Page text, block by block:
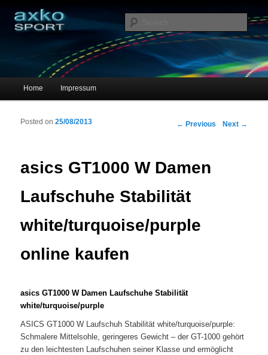
axko-sport – Sportschuhe online
Main menu
Skip to primary content
Skip to secondary content
Home Impressum
Post navigation
← Previous Next →
asics GT1000 W Damen
Laufschuhe Stabilität
white/turquoise/purple
online kaufen
Posted on25/08/2013
asics GT1000 W Damen Laufschuhe Stabilität
white/turquoise/purple
ASICS GT1000 W Laufschuh Stabilität white/turquoise/purple:
Schmalere Mittelsohle, geringeres Gewicht – der GT-1000 gehört
zu den leichtesten Laufschuhen seiner Klasse und ermöglicht